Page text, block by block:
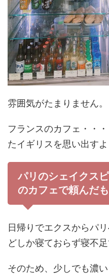
雰囲気がたまりません。
フランスのカフェ・・
たイギリスを思い出すよ
パリのシェイクス
のカフェで頼んだ
日帰りでエクスからパ
どしか寝ておらず寝不足
そのため、少しでも濃